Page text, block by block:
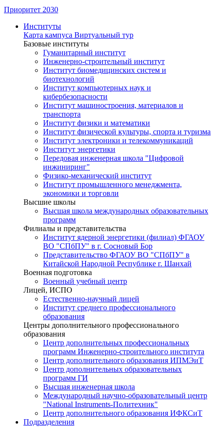
Приоритет 2030
Институты
Карта кампуса Виртуальный тур
Базовые институты
Гуманитарный институт
Инженерно-строительный институт
Институт биомедицинских систем и
биотехнологий
Институт компьютерных наук и
кибербезопасности
Институт машиностроения, материалов и
транспорта
Институт физики и математики
Институт физической культуры, спорта и туризма
Институт электроники и телекоммуникаций
Институт энергетики
Передовая инженерная школа "Цифровой
инжиниринг"
Физико-механический институт
Институт промышленного менеджмента,
экономики и торговли
Высшие школы
Высшая школа международных образовательных
программ
Филиалы и представительства
Институт ядерной энергетики (филиал) ФГАОУ
ВО "СПбПУ" в г. Сосновый Бор
Представительство ФГАОУ ВО "СПбПУ" в
Китайской Народной Республике г. Шанхай
Военная подготовка
Военный учебный центр
Лицей, ИСПО
Естественно-научный лицей
Институт среднего профессионального
образования
Центры дополнительного профессионального
образования
Центр дополнительных профессиональных
программ Инженерно-строительного института
Центр дополнительного образования ИПМЭиТ
Центр дополнительных образовательных
программ ГИ
Высшая инженерная школа
Международный научно-образовательный центр
"National Instruments-Политехник"
Центр дополнительного образования ИФКСиТ
Подразделения